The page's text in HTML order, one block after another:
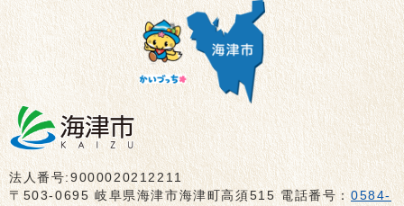
法人番号:9000020212211
〒503-0695 岐阜県海津市海津町高須515 電話番号：0584-